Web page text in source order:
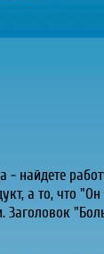
найдете
а то, что
Заголовок